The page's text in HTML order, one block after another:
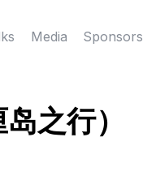
Media Sponsors
之行）